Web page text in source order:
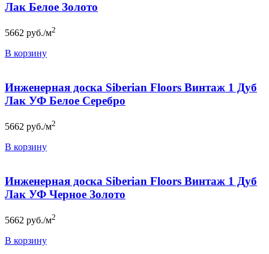
Лак Белое Золото
5662 руб./м2
В корзину
Инженерная доска Siberian Floors Винтаж 1 Дуб
Лак УФ Белое Серебро
5662 руб./м2
В корзину
Инженерная доска Siberian Floors Винтаж 1 Дуб
Лак УФ Черное Золото
5662 руб./м2
В корзину